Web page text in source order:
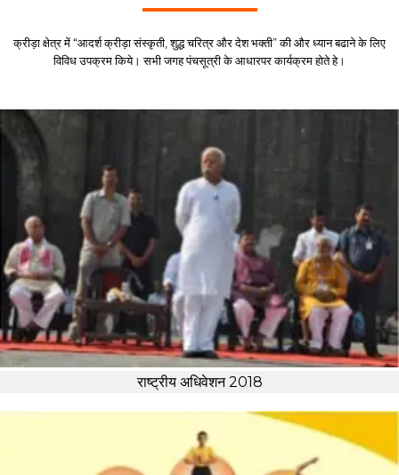
क्रीड़ा क्षेत्र में “आदर्श क्रीड़ा संस्कृती, शुद्ध चरित्र और देश भक्ती” की और ध्यान बढाने के लिए
विविध उपक्रम किये। सभी जगह पंचसूत्री के आधारपर कार्यक्रम होते हे।
राष्ट्रीय अधिवेशन 2018